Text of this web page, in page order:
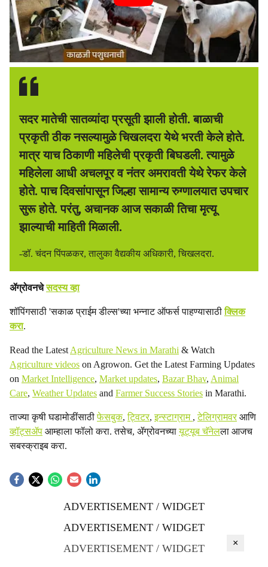
सदर मातेची सातव्यांदा प्रसूती झाली होती. बाळाची
प्रकृती ठीक नसल्यामुळे चिखलदरा येथे भरती केले होते.
मात्र याच ठिकाणी महिलेची प्रकृती बिघडली. त्यामुळे
महिलेला आधी अचलपूर व नंतर अमरावती येथे रेफर केले
होते. पाच दिवसांपासून जिल्हा सामान्य रुग्णालयात उपचार
सुरू होते. परंतु, अचानक आज सकाळी तिचा मृत्यू
झाल्याची माहिती मिळाली.
-डॉ. चंदन पिंपळकर, तालुका वैद्यकीय अधिकारी, चिखलदरा.
ॲग्रोवनचेसदस्य व्हा
शॉपिंगसाठी 'सकाळ प्राईम डील्स'च्या भन्नाट ऑफर्स पाहण्यासाठीक्लिक
करा.
Read the Latest Agriculture News in Marathi & Watch
Agriculture videos on Agrowon. Get the Latest Farming Updates
on Market Intelligence, Market updates, Bazar Bhav, Animal
Care, Weather Updates and Farmer Success Stories in Marathi.
ताज्या कृषी घडामोडींसाठीफेसबुक,ट्विटर,इन्स्टाग्राम ,टेलिग्रामवरआणि
व्हॉट्सॲप आम्हाला फॉलो करा. तसेच, ॲग्रोवनच्यायूट्यूब चॅनेलला आजच
सबस्क्राइब करा.
ADVERTISEMENT / WIDGET
ADVERTISEMENT / WIDGET
ADVERTISEMENT / WIDGET
×